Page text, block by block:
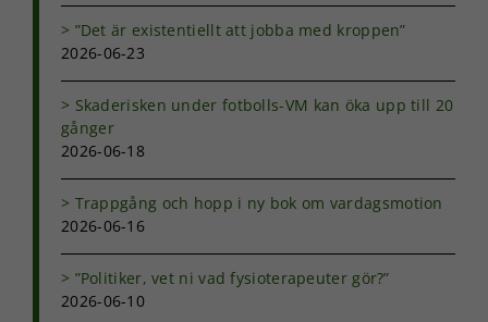
”Det är existentiellt att jobba med kroppen”
2026-06-23
Skaderisken under fotbolls-VM kan öka upp till 20
gånger
2026-06-18
Trappgång och hopp i ny bok om vardagsmotion
2026-06-16
”Politiker, vet ni vad fysioterapeuter gör?”
2026-06-10